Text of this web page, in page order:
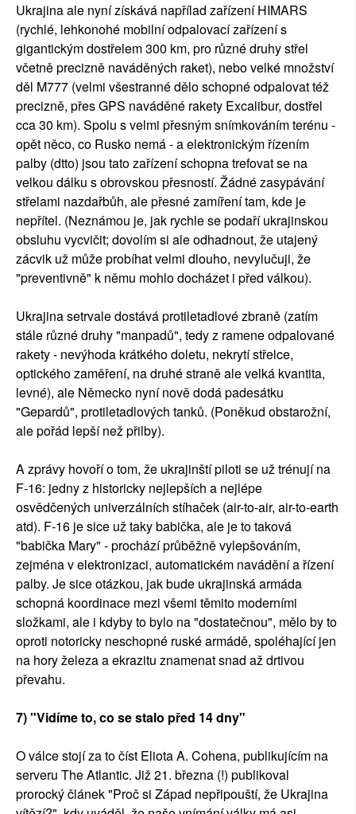
Ukrajina ale nyní získává napřílad zařízení HIMARS
(rychlé, lehkonohé mobilní odpalovací zařízení s
gigantickým dostřelem 300 km, pro různé druhy střel
včetně precizně naváděných raket), nebo velké množství
děl M777 (velmi všestranné dělo schopné odpalovat též
precizně, přes GPS naváděné rakety Excalibur, dostřel
cca 30 km). Spolu s velmi přesným snímkováním terénu -
opět něco, co Rusko nemá - a elektronickým řízením
palby (dtto) jsou tato zařízení schopna trefovat se na
velkou dálku s obrovskou přesností. Žádné zasypávání
střelami nazdařbůh, ale přesné zamíření tam, kde je
nepřítel. (Neznámou je, jak rychle se podaří ukrajinskou
obsluhu vycvičit; dovolím si ale odhadnout, že utajený
zácvik už může probíhat velmi dlouho, nevylučuji, že
"preventivně" k němu mohlo docházet i před válkou).
Ukrajina setrvale dostává protiletadlové zbraně (zatím
stále různé druhy "manpadů", tedy z ramene odpalované
rakety - nevýhoda krátkého doletu, nekrytí střelce,
optického zaměření, na druhé straně ale velká kvantita,
levné), ale Německo nyní nově dodá padesátku
"Gepardů", protiletadlových tanků. (Poněkud obstarožní,
ale pořád lepší než přilby).
A zprávy hovoří o tom, že ukrajinští piloti se už trénují na
F-16: jedny z historicky nejlepších a nejlépe
osvědčených univerzálních stíhaček (air-to-air, air-to-earth
atd). F-16 je sice už taky babička, ale je to taková
"babička Mary" - prochází průběžně vylepšováním,
zejména v elektronizaci, automatickém navádění a řízení
palby. Je sice otázkou, jak bude ukrajinská armáda
schopná koordinace mezi všemi těmito moderními
složkami, ale i kdyby to bylo na "dostatečnou", mělo by to
oproti notoricky neschopné ruské armádě, spoléhající jen
na hory železa a ekrazitu znamenat snad až drtivou
převahu.
7) "Vidíme to, co se stalo před 14 dny"
O válce stojí za to číst Eliota A. Cohena, publikujícím na
serveru The Atlantic. Již 21. března (!) publikoval
prorocký článek "Proč si Západ nepřipouští, že Ukrajina